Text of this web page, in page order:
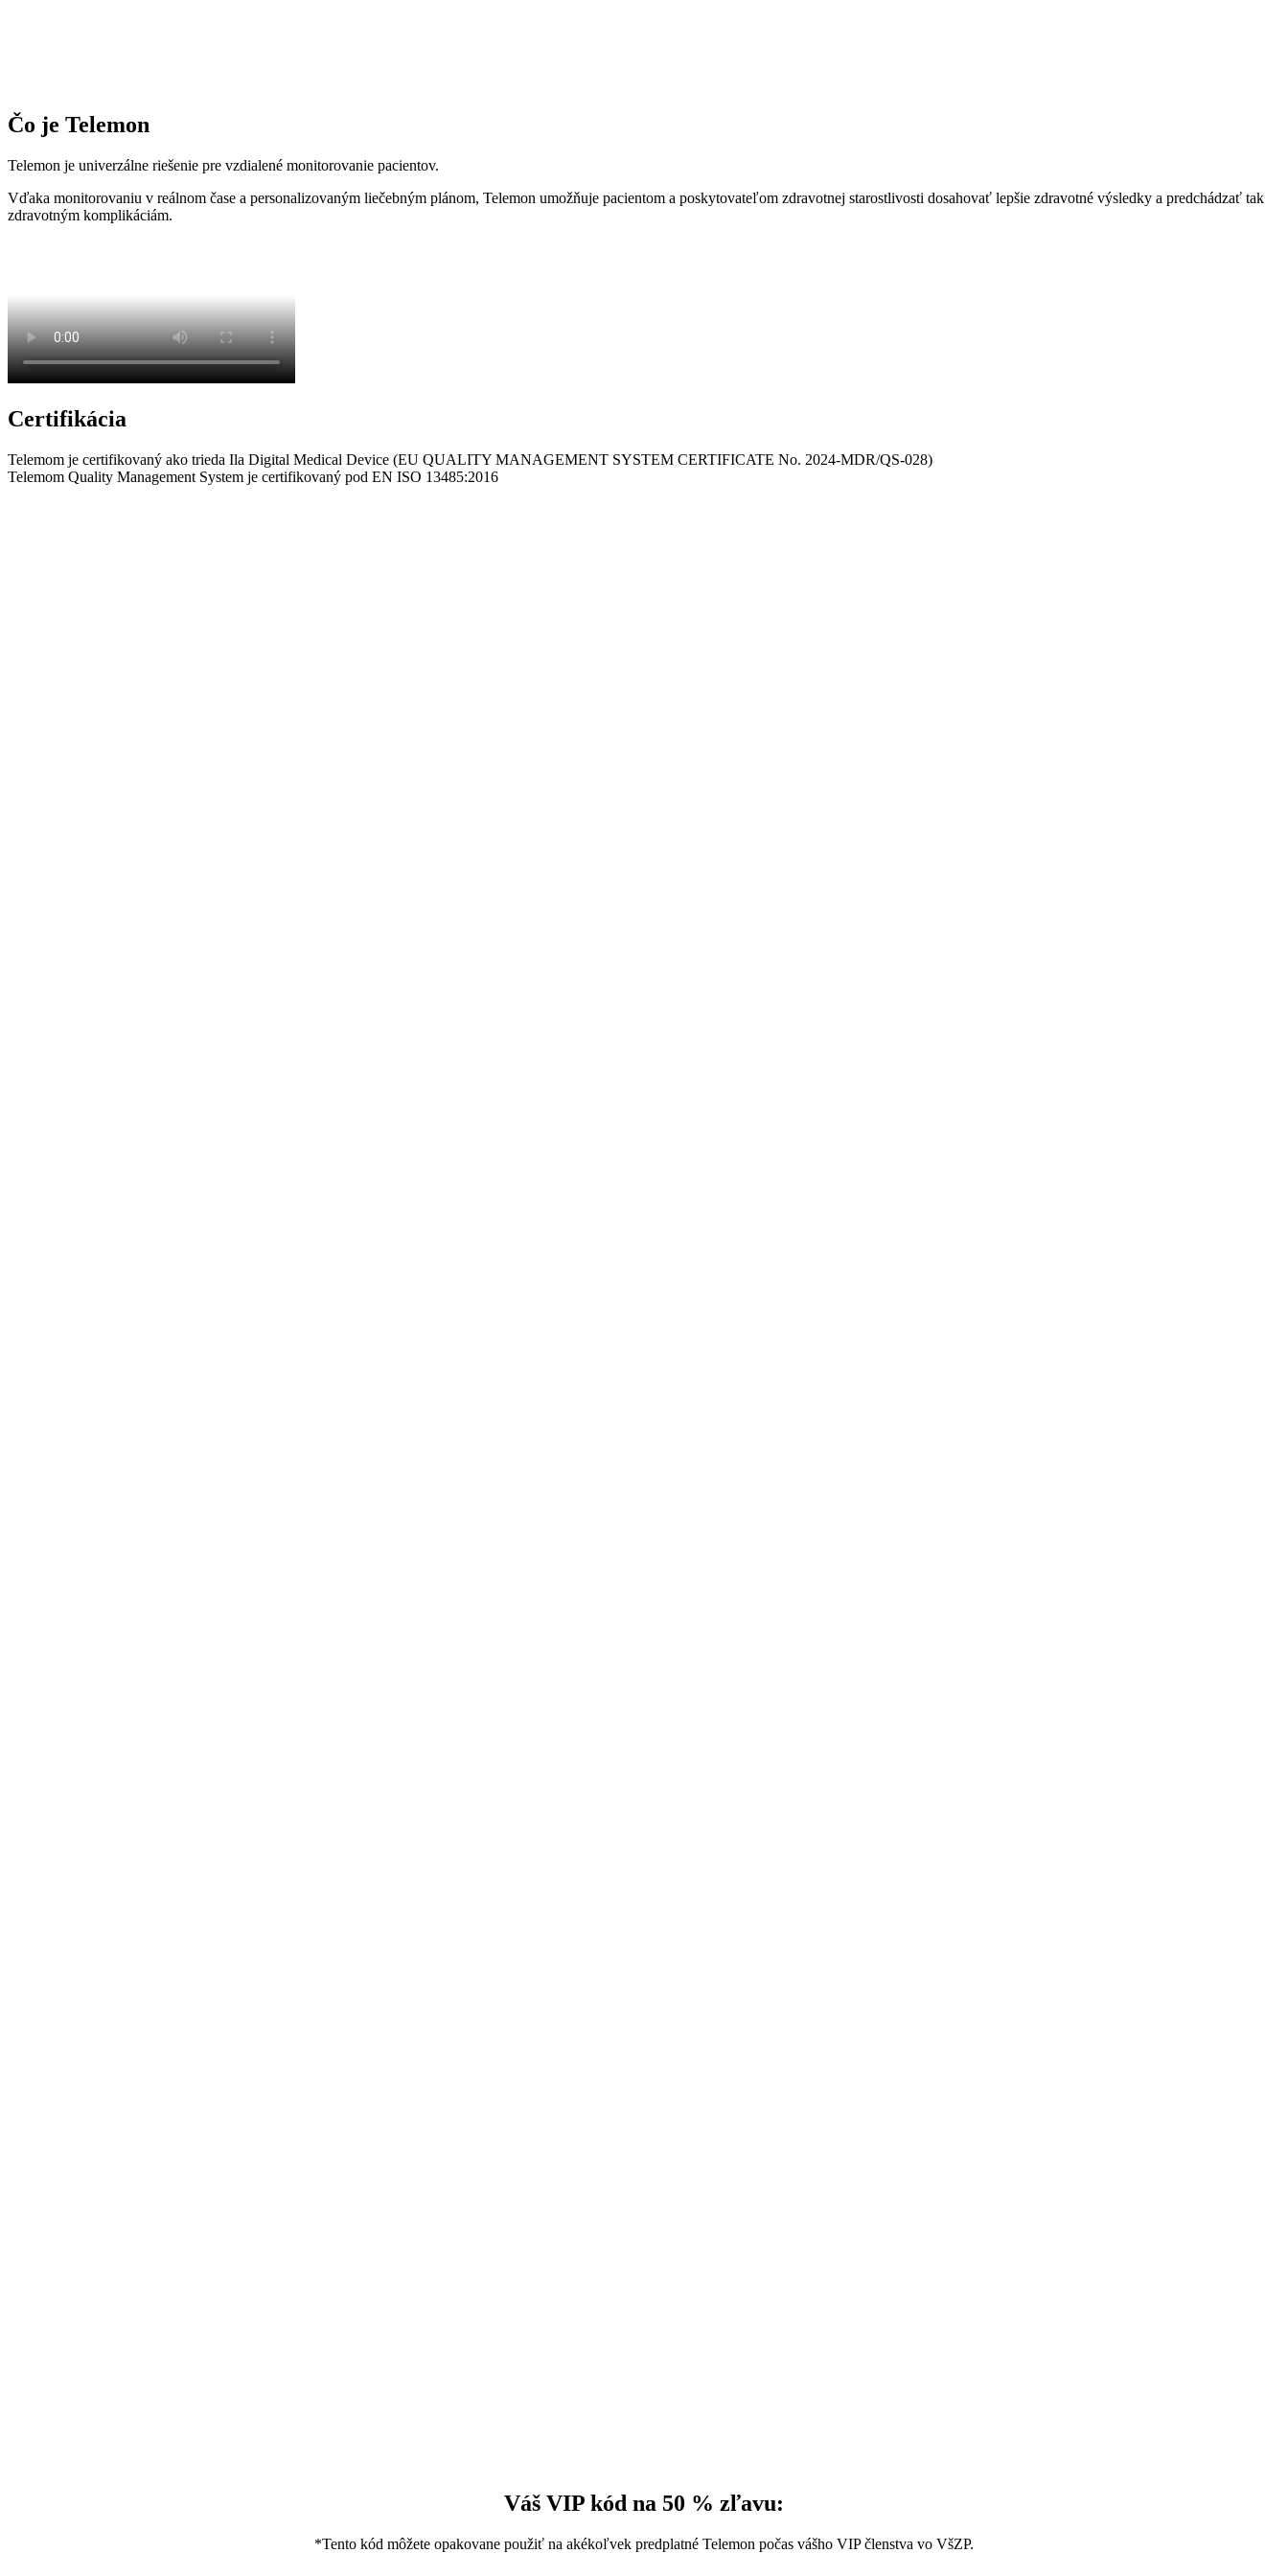
Čo je Telemon
Telemon je univerzálne riešenie pre vzdialené monitorovanie pacientov.
Vďaka monitorovaniu v reálnom čase a personalizovaným liečebným plánom, Telemon umožňuje pacientom a poskytovateľom zdravotnej starostlivosti dosahovať lepšie zdravotné výsledky a predchádzať tak
zdravotným komplikáciám.
Certifikácia
Telemom je certifikovaný ako trieda Ila Digital Medical Device (EU QUALITY MANAGEMENT SYSTEM CERTIFICATE No. 2024-MDR/QS-028)
Telemom Quality Management System je certifikovaný pod EN ISO 13485:2016
Váš VIP kód na 50 % zľavu:
*Tento kód môžete opakovane použiť na akékoľvek predplatné Telemon počas vášho VIP členstva vo VšZP.